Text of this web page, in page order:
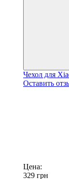
Чехол для
Оставить
Цена:
329 грн